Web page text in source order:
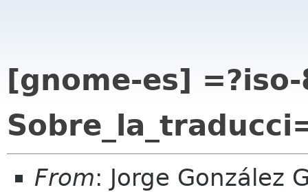
[gnome-es] =?iso-
From: Jorge González